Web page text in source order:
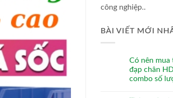
công nghiệp..
BÀI VIẾT MỚI
Có nên mua
đạp chân
combo số